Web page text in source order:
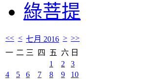
綠菩提
<< < 七月 2016 > >>
一 二 三 四 五 六 日
1
2
3
4
5 6 7 8 9
10